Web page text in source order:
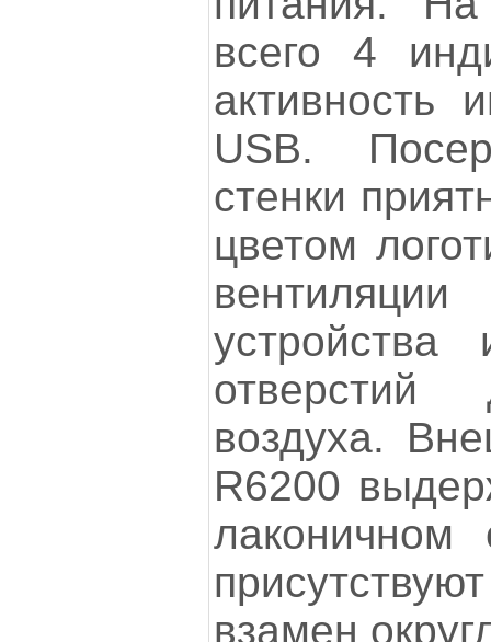
всего 4
активность
USB.
стенки
цветом
устройства
отверстий
воздуха.
R6200
лаконичном
взамен